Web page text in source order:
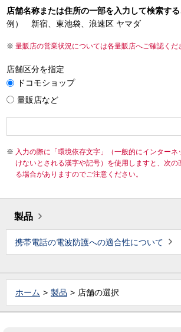
店舗名称または住所の一部を入力して検索する
例） 新宿、東池袋、浪速区 ヤマダ
量販店の営業状況については各量販店へご確認くだ
店舗区分を指定
ドコモショップ
量販店など
入力の際に「環境依存文字」（一般的にインター
けないとされる漢字や記号）を使用しますと、次
る場合がありますのでご注意ください。
製品
携帯電話の電波防護への適合性について
ホーム 製品 店舗の選択